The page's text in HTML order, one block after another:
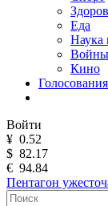
Еда
Наука
Кино
Голосования
Войти
¥ 0.52
$ 82.17
€ 94.84
Пентагон